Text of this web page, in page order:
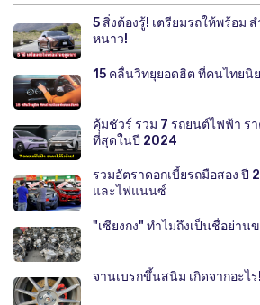
5 สิ่งต้องรู้! เตรียมรถให้พร้อม
หนาว!
15 คลื่นวิทยุยอดฮิต ที่คนไทยนิ
คุ้มชัวร์ รวม 7 รถยนต์ไฟฟ้า ร
ที่สุดในปี 2024
รวมอัตราดอกเบี้ยรถมือสอง ปี
และไฟแนนซ์
"เซียงกง" ทำไมถึงเป็นชื่อย่าน
จานเบรกขึ้นสนิม เกิดจากอะไ